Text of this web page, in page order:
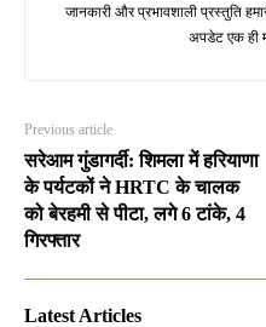
जानकारी और प्रभावशाली प्रस्तुति
अपडेट एक ही
Previous article
सरेआम गुंडागर्दी: शिमला में हरियाणा
के पर्यटकों ने HRTC के चालक
को बेरहमी से पीटा, लगे 6 टांके, 4
गिरफ्तार
Latest Articles